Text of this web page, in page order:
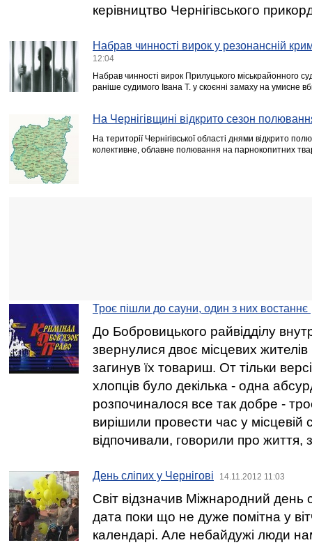
керівництво Чернігівського
Набрав чинності вирок у резонансній
12:04
Набрав чинності вирок Прилуцького міськрайонного
раніше судимого Івана Т. у скоєнні замаху на умисне
На Чернігівщині відкрито сезон
На території Чернігівської області днями відкрито
колективне, облавне полювання на парнокопитних
Троє пішли до сауни, один з них востаннє
До Бобровицького райвідділу
звернулися двоє місцевих
загинув їх товариш. От тільки
хлопців було декілька - одна
розпочиналося все так добре -
вирішили провести час у місцевій
відпочивали, говорили про життя,
День сліпих у Чернігові 14.11.2012 11:03
Світ відзначив Міжнародний день
дата поки що не дуже помітна у
календарі. Але небайдужі люди